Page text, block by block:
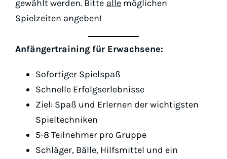
gewählt werden. Bitte alle möglichen
Spielzeiten angeben!
Anfängertraining für Erwachsene:
Sofortiger Spielspaß
Schnelle Erfolgserlebnisse
Ziel: Spaß und Erlernen der wichtigsten
Spieltechniken
5-8 Teilnehmer pro Gruppe
Schläger, Bälle, Hilfsmittel und ein